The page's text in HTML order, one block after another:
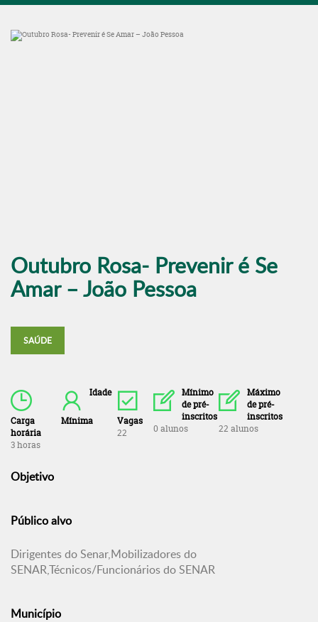
Outubro Rosa- Prevenir é Se
Amar – João Pessoa
SAÚDE
Carga
horária
3 horas
Idade
Mínima
Vagas
22
Mínimo
de pré-
inscritos
0 alunos
Máximo
de pré-
inscritos
22 alunos
Objetivo
Público alvo
Dirigentes do Senar,Mobilizadores do
SENAR,Técnicos/Funcionários do SENAR
Município